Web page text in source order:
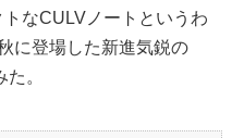
なCULVノートというわ
に登場した新進気鋭の
。